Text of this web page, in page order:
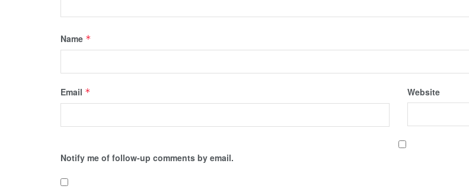
Name *
Email * Website
Notify me of follow-up comments by email.